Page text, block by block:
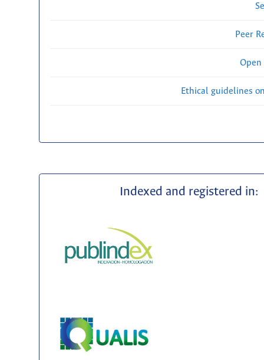
Peer
Open
Ethical guidelines
Indexed and registered in: